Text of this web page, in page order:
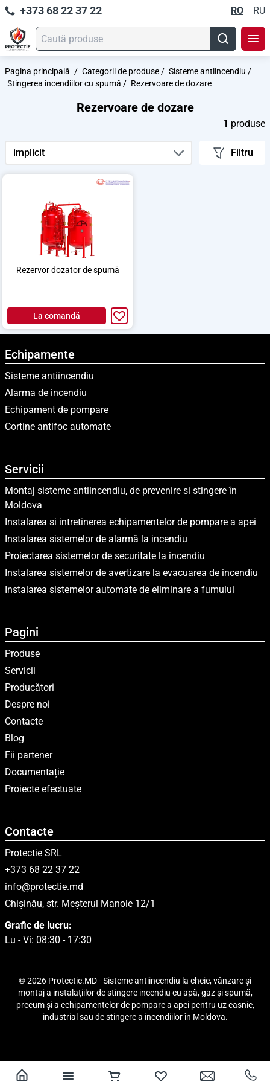
+373 68 22 37 22 RO RU
Pagina principală / Categorii de produse / Sisteme antiincendiu /
Stingerea incendiilor cu spumă / Rezervoare de dozare
Rezervoare de dozare
1 produse
implicit Filtru
Rezervor dozator de spumă
La comandă
Echipamente
Sisteme antiincendiu
Alarma de incendiu
Echipament de pompare
Cortine antifoc automate
Servicii
Montaj sisteme antiincendiu, de prevenire si stingere în
Moldova
Instalarea si intretinerea echipamentelor de pompare a apei
Instalarea sistemelor de alarmă la incendiu
Proiectarea sistemelor de securitate la incendiu
Instalarea sistemelor de avertizare la evacuarea de incendiu
Instalarea sistemelor automate de eliminare a fumului
Pagini
Produse
Servicii
Producători
Despre noi
Contacte
Blog
Fii partener
Documentație
Proiecte efectuate
Contacte
Protectie SRL
+373 68 22 37 22
info@protectie.md
Chișinău, str. Meșterul Manole 12/1
Grafic de lucru:
Lu - Vi: 08:30 - 17:30
© 2026 Protectie.MD - Sisteme antiincendiu la cheie, vânzare și
montaj a instalațiilor de stingere incendiu cu apă, gaz și spumă,
precum și a echipamentelor de pompare a apei pentru uz casnic,
industrial sau de stingere a incendiilor în Moldova.